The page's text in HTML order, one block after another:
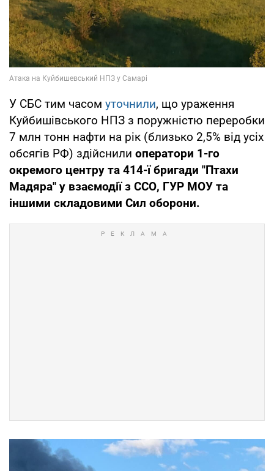
У СБС тим часом уточнили, що ураження
Куйбишівського НПЗ з поружністю переробки
7 млн тонн нафти на рік (близько 2,5% від усіх
обсягів РФ) здійснили оператори 1-го
окремого центру та 414-ї бригади "Птахи
Мадяра" у взаємодії з ССО, ГУР МОУ та
іншими складовими Сил оборони.